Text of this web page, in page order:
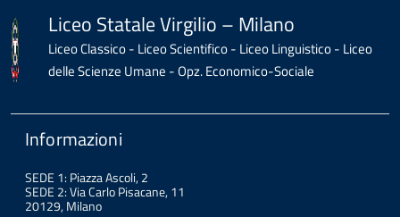
Liceo Statale Virgilio – Milano
Liceo Classico - Liceo Scientifico - Liceo Linguistico - Liceo
delle Scienze Umane - Opz. Economico-Sociale
Informazioni
SEDE 1: Piazza Ascoli, 2
SEDE 2: Via Carlo Pisacane, 11
20129, Milano